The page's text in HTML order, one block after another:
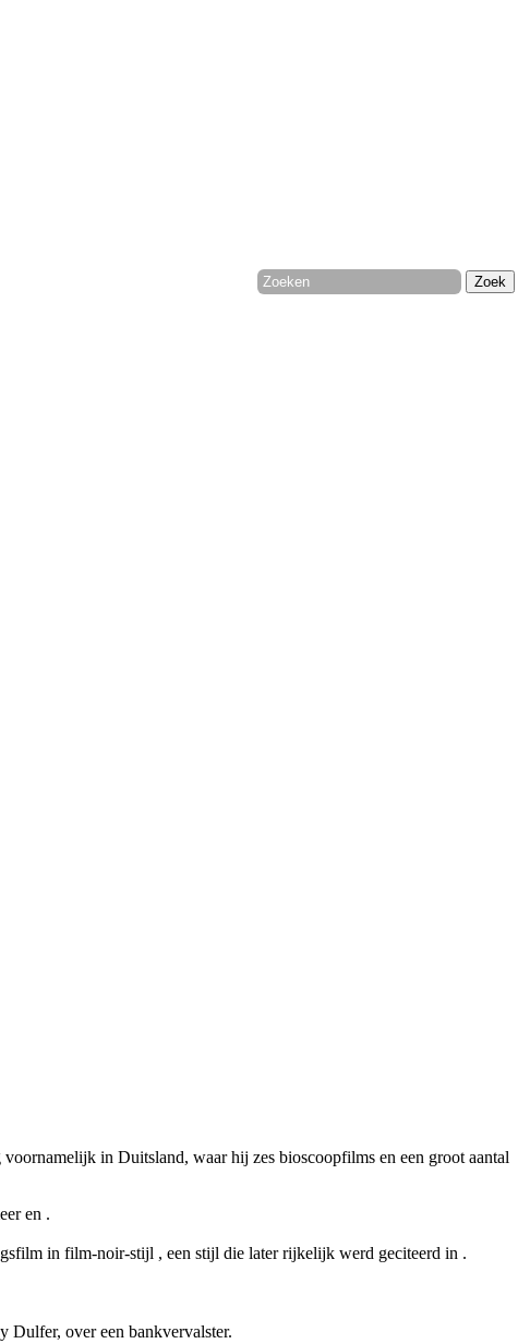
in Duitsland, waar hij zes bioscoopfilms en een groot aantal
en .
in film-noir-stijl , een stijl die later rijkelijk werd geciteerd in .
Dulfer, over een bankvervalster.